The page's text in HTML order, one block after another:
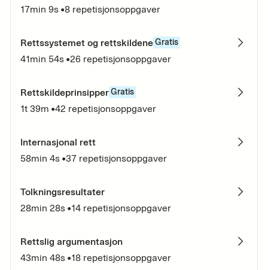
17min 9s•8 repetisjonsoppgaver
Rettssystemet og rettskildeneGratis
41min 54s•26 repetisjonsoppgaver
RettskildeprinsipperGratis
1t 39m •42 repetisjonsoppgaver
Internasjonal rett
58min 4s•37 repetisjonsoppgaver
Tolkningsresultater
28min 28s•14 repetisjonsoppgaver
Rettslig argumentasjon
43min 48s•18 repetisjonsoppgaver